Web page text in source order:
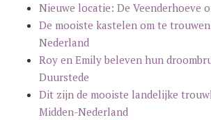
Nieuwe locatie: De Veenderhoeve
De mooiste kastelen om te
Nederland
Roy en Emily beleven hun
Duurstede
Dit zijn de mooiste landelijke
Midden-Nederland